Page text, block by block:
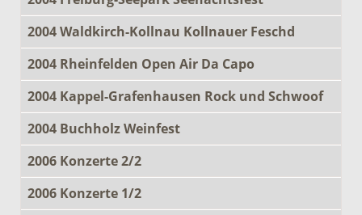
2004 Waldkirch-Kollnau Kollnauer Feschd
2004 Rheinfelden Open Air Da Capo
2004 Kappel-Grafenhausen Rock und Schwoof
2004 Buchholz Weinfest
2006 Konzerte 2/2
2006 Konzerte 1/2